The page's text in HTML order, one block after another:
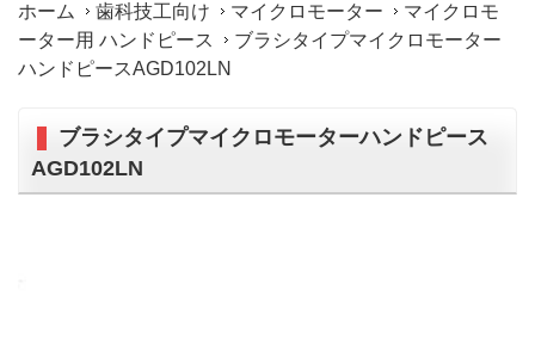
ホーム 歯科技工向け マイクロモーター
マイクロモ
ーター用 ハンドピース
ブラシタイプマイクロモーター
ハンドピースAGD102LN
ブラシタイプマイクロモーターハンドピース
AGD102LN